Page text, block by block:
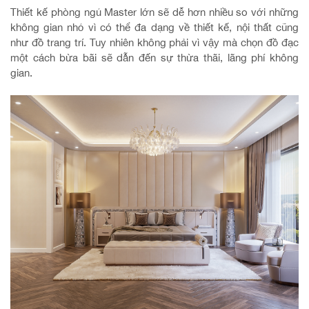
Thiết kế phòng ngủ Master lớn sẽ dễ hơn nhiều so với những
không gian nhỏ vì có thể đa dạng về thiết kế, nội thất cũng
như đồ trang trí. Tuy nhiên không phải vì vậy mà chọn đồ đạc
một cách bừa bãi sẽ dẫn đến sự thừa thãi, lãng phí không
gian.